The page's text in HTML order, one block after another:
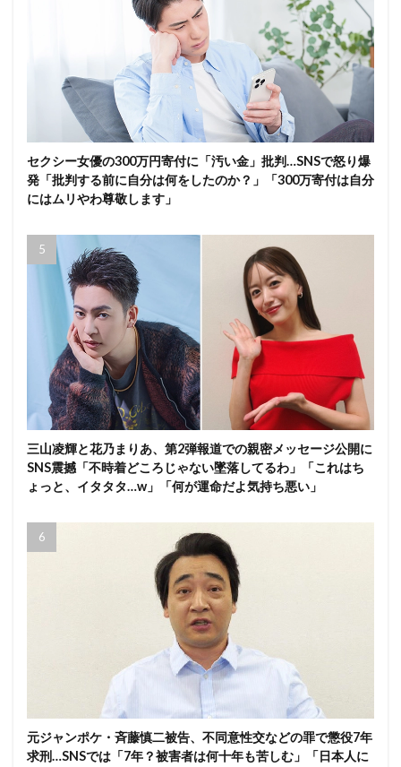
セクシー女優の300万円寄付に「汚い金」批判…SNSで怒り爆
発「批判する前に自分は何をしたのか？」「300万寄付は自分
にはムリやわ尊敬します」
三山凌輝と花乃まりあ、第2弾報道での親密メッセージ公開に
SNS震撼「不時着どころじゃない墜落してるわ」「これはち
ょっと、イタタタ…w」「何が運命だよ気持ち悪い」
元ジャンポケ・斉藤慎二被告、不同意性交などの罪で懲役7年
求刑…SNSでは「7年？被害者は何十年も苦しむ」「日本人に